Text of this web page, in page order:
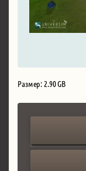
Размер: 2.90 GB